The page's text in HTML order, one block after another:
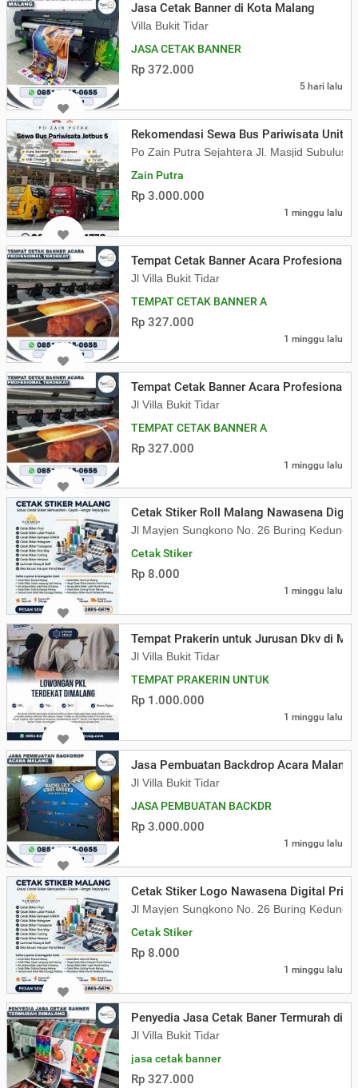
Jasa Cetak Banner di Kota Malang
Villa Bukit Tidar
JASA CETAK BANNER
Rp 372.000
5 hari lalu
Rekomendasi Sewa Bus Pariwisata Unit
Po Zain Putra Sejahtera Jl. Masjid
Zain Putra
Rp 3.000.000
1 minggu lalu
Tempat Cetak Banner Acara Profesional
Jl Villa Bukit Tidar
TEMPAT CETAK BANNER A
Rp 327.000
1 minggu lalu
Tempat Cetak Banner Acara Profesional
Jl Villa Bukit Tidar
TEMPAT CETAK BANNER A
Rp 327.000
1 minggu lalu
Cetak Stiker Roll Malang Nawasena
Jl Mayjen Sungkono No. 26 Buring
Cetak Stiker
Rp 8.000
1 minggu lalu
Tempat Prakerin untuk Jurusan Dkv di
Jl Villa Bukit Tidar
TEMPAT PRAKERIN UNTUK
Rp 1.000.000
1 minggu lalu
Jasa Pembuatan Backdrop Acara Malang
Jl Villa Bukit Tidar
JASA PEMBUATAN BACKDR
Rp 3.000.000
1 minggu lalu
Cetak Stiker Logo Nawasena Digital
Jl Mayjen Sungkono No. 26 Buring
Cetak Stiker
Rp 8.000
1 minggu lalu
Penyedia Jasa Cetak Baner Termurah di
Jl Villa Bukit Tidar
jasa cetak banner
Rp 327.000